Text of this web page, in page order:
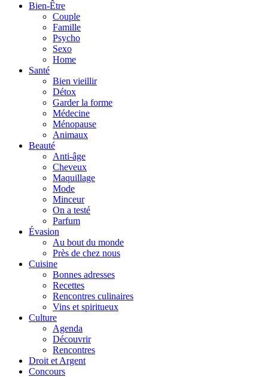
Bien-Être
Couple
Famille
Psycho
Sexo
Home
Santé
Bien vieillir
Détox
Garder la forme
Médecine
Ménopause
Animaux
Beauté
Anti-âge
Cheveux
Maquillage
Mode
Minceur
On a testé
Parfum
Évasion
Au bout du monde
Près de chez nous
Cuisine
Bonnes adresses
Recettes
Rencontres culinaires
Vins et spiritueux
Culture
Agenda
Découvrir
Rencontres
Droit et Argent
Concours